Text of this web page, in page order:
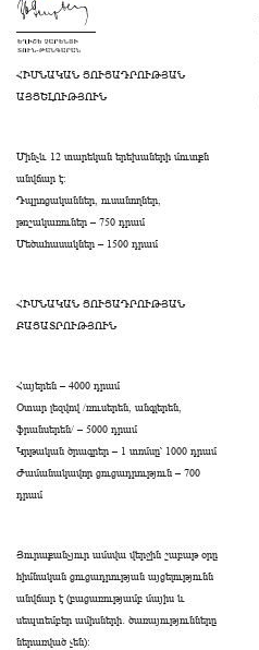
ՀԻՄՆԱԿԱՆ ՑՈՒՑԱԴՐՈՒԹՅԱՆ
ԱՅՑԵԼՈՒԹՅՈՒՆ
Մինչև 12 տարեկան երեխաների մուտքն
անվճար է։
Դպրոցականներ, ուսանողներ,
թոշակառուներ – 750 դրամ
Մեծահասակներ – 1500 դրամ
ՀԻՄՆԱԿԱՆ ՑՈՒՑԱԴՐՈՒԹՅԱՆ
ԲԱՑԱՏՐՈՒԹՅՈՒՆ
Հայերեն – 4000 դրամ
Օտար լեզվով /ռուսերեն, անգլերեն,
ֆրանսերեն/ – 5000 դրամ
Կրթական ծրագրեր – 1 տոմսը՝ 1000 դրամ
Ժամանակավոր ցուցադրություն – 700
դրամ
Յուրաքանչյուր ամսվա վերջին շաբաթ օրը
հիմնական ցուցադրության այցելությունն
անվճար է (բացառությամբ մայիս և
սեպտեմբեր ամիսների․ ծառայությունները
ներառված չեն):